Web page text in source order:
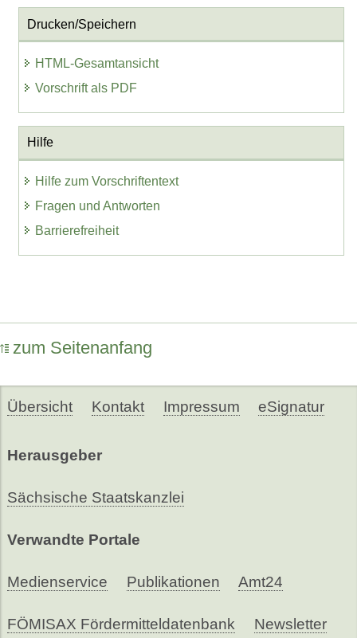
Drucken/Speichern
HTML-Gesamtansicht
Vorschrift als PDF
Hilfe
Hilfe zum Vorschriftentext
Fragen und Antworten
Barrierefreiheit
zum Seitenanfang
Übersicht Kontakt Impressum eSignatur
Herausgeber
Sächsische Staatskanzlei
Verwandte Portale
Medienservice Publikationen Amt24
FÖMISAX Fördermitteldatenbank Newsletter